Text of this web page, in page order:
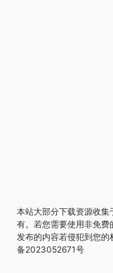
本站大部分下载资源收
有。若您需要使用非免
发布的内容若侵犯到您的
备2023052671号